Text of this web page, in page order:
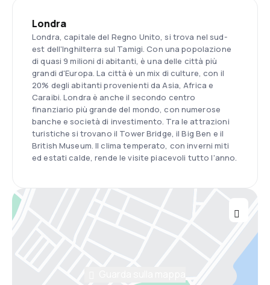
Londra
Londra, capitale del Regno Unito, si trova nel sud-
est dell'Inghilterra sul Tamigi. Con una popolazione
di quasi 9 milioni di abitanti, è una delle città più
grandi d'Europa. La città è un mix di culture, con il
20% degli abitanti provenienti da Asia, Africa e
Caraibi. Londra è anche il secondo centro
finanziario più grande del mondo, con numerose
banche e società di investimento. Tra le attrazioni
turistiche si trovano il Tower Bridge, il Big Ben e il
British Museum. Il clima temperato, con inverni miti
ed estati calde, rende le visite piacevoli tutto l'anno.